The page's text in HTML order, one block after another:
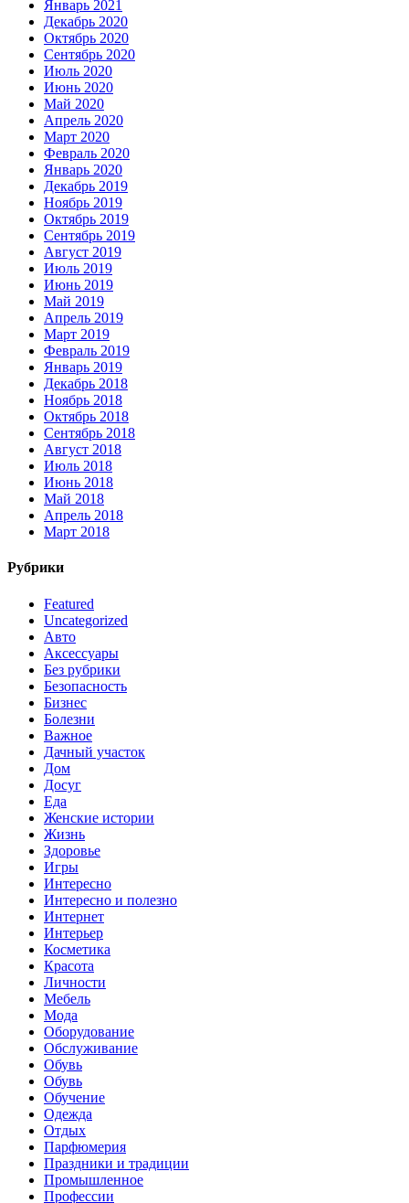
Январь 2021
Декабрь 2020
Октябрь 2020
Сентябрь 2020
Июль 2020
Июнь 2020
Май 2020
Апрель 2020
Март 2020
Февраль 2020
Январь 2020
Декабрь 2019
Ноябрь 2019
Октябрь 2019
Сентябрь 2019
Август 2019
Июль 2019
Июнь 2019
Май 2019
Апрель 2019
Март 2019
Февраль 2019
Январь 2019
Декабрь 2018
Ноябрь 2018
Октябрь 2018
Сентябрь 2018
Август 2018
Июль 2018
Июнь 2018
Май 2018
Апрель 2018
Март 2018
Рубрики
Featured
Uncategorized
Авто
Аксессуары
Без рубрики
Безопасность
Бизнес
Болезни
Важное
Дачный участок
Дом
Досуг
Еда
Женские истории
Жизнь
Здоровье
Игры
Интересно
Интересно и полезно
Интернет
Интерьер
Косметика
Красота
Личности
Мебель
Мода
Оборудование
Обслуживание
Обувь
Обувь
Обучение
Одежда
Отдых
Парфюмерия
Праздники и традиции
Промышленное
Профессии